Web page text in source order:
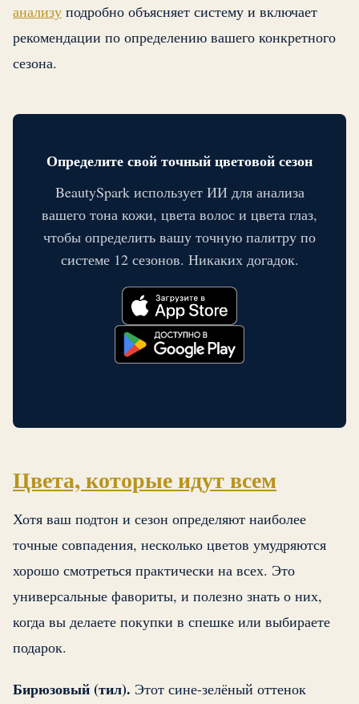
анализу подробно объясняет систему и включает
рекомендации по определению вашего конкретного
сезона.
Определите свой точный цветовой сезон
BeautySpark использует ИИ для анализа
вашего тона кожи, цвета волос и цвета глаз,
чтобы определить вашу точную палитру по
системе 12 сезонов. Никаких догадок.
Цвета, которые идут всем
Хотя ваш подтон и сезон определяют наиболее
точные совпадения, несколько цветов умудряются
хорошо смотреться практически на всех. Это
универсальные фавориты, и полезно знать о них,
когда вы делаете покупки в спешке или выбираете
подарок.
Бирюзовый (тил). Этот сине-зелёный оттенок